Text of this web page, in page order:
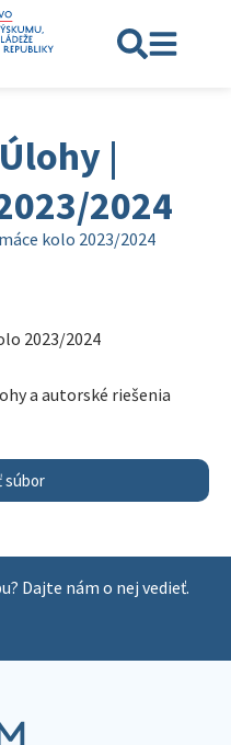
|
2024
kolo 2023/2024
2023/2024
a autorské riešenia
súbor
Dajte nám o nej vedieť.